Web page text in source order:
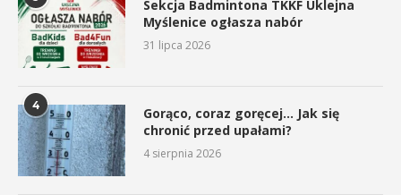
Sekcja Badmintona TKKF Uklejna
Myślenice ogłasza nabór
31 lipca 2026
4
Gorąco, coraz goręcej… Jak się
chronić przed upałami?
4 sierpnia 2026